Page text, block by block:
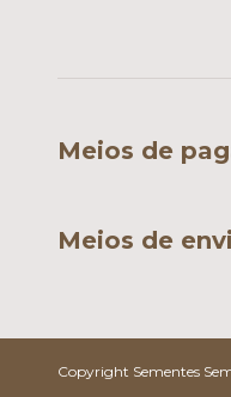
Meios de
Meios de
Copyright Sementes